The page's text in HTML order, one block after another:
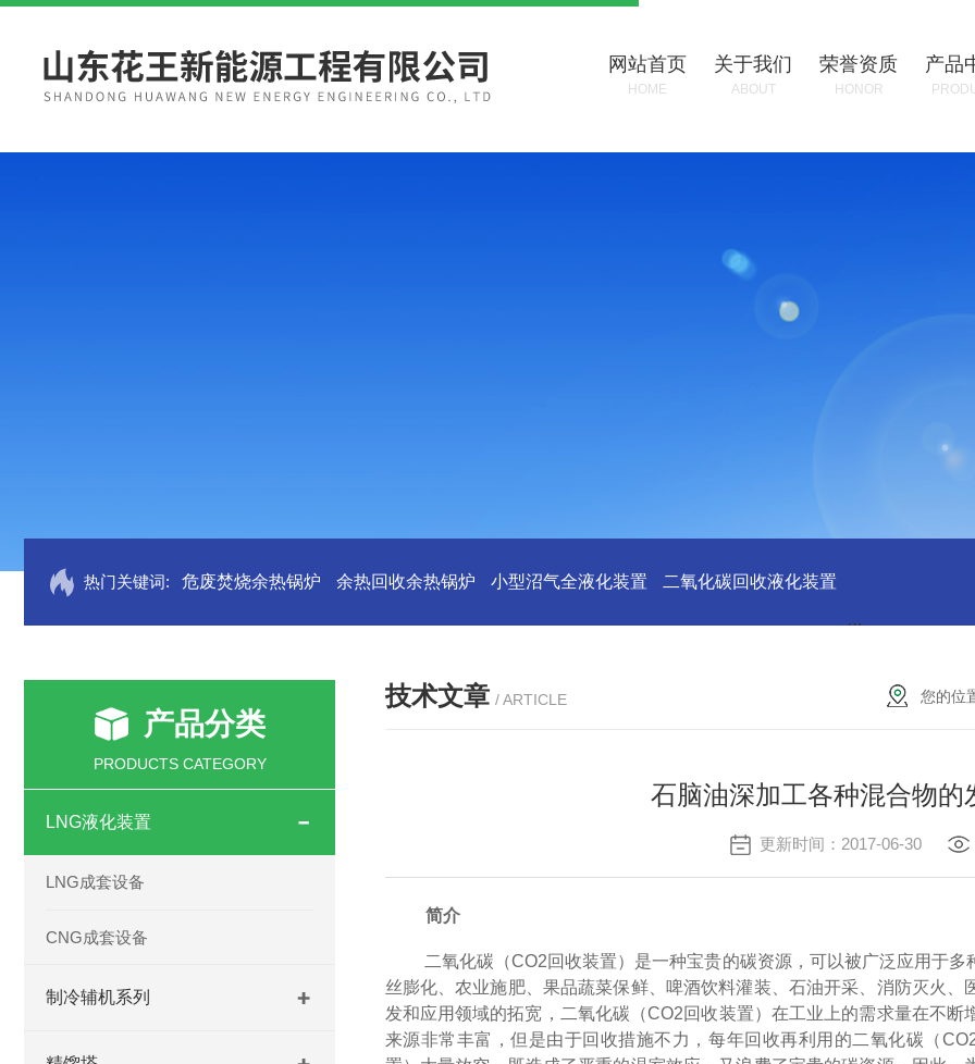
网站首页
HOME
关于我们
ABOUT
荣誉资质
HONOR
产品
热门关键词: 危废焚烧余热锅炉 余热回收余热锅炉 小型沼气全液化装置 二氧化碳回收液化装置
产品分类
PRODUCTS CATEGORY
LNG液化装置
LNG成套设备
CNG成套设备
制冷辅机系列
技术文章 / ARTICLE 您的位
石脑油深加工各种混合物的
更新时间：2017-06-30
简介
二氧化碳（CO2回收装置）是一种宝贵的碳资源，可以被广泛应用于
丝膨化、农业施肥、果品蔬菜保鲜、啤酒饮料灌装、石油开采、消防灭火
发和应用领域的拓宽，二氧化碳（CO2回收装置）在工业上的需求量在不
来源非常丰富，但是由于回收措施不力，每年回收再利用的二氧化碳（